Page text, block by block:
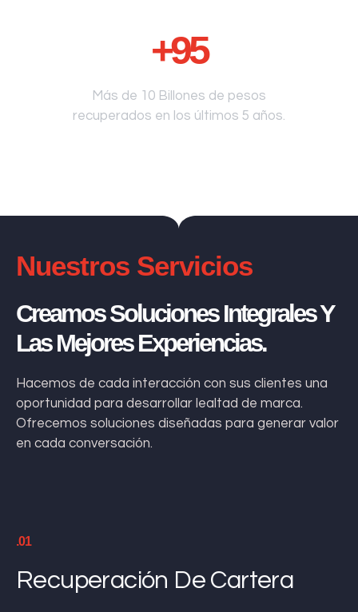
+95
Más de 10 Billones de pesos
recuperados en los últimos 5 años.
Nuestros Servicios
Creamos Soluciones Integrales Y
Las Mejores Experiencias.
Hacemos de cada interacción con sus clientes una
oportunidad para desarrollar lealtad de marca.
Ofrecemos soluciones diseñadas para generar valor
en cada conversación.
.01
Recuperación De Cartera